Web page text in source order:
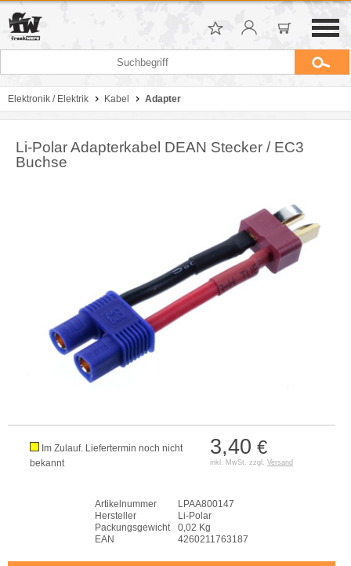
Elektronik / Elektrik Kabel Adapter
Li-Polar Adapterkabel DEAN Stecker / EC3
Buchse
3,40 €
inkl. MwSt. zzgl. Versand
Im Zulauf. Liefertermin noch nicht
bekannt
Artikelnummer
LPAA800147
Hersteller
Li-Polar
Packungsgewicht
0,02 Kg
EAN
4260211763187